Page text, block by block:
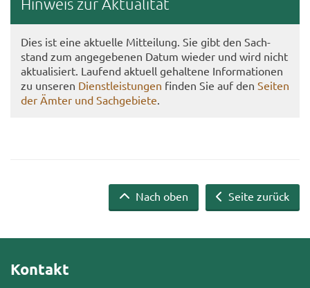
Hin­weis zur Ak­tua­li­tät
Dies ist eine ak­tu­el­le Mit­tei­lung. Sie gibt den Sach­
stand zum an­ge­ge­be­nen Datum wie­der und wird nicht
ak­tua­li­siert. Lau­fend ak­tu­ell ge­hal­te­ne In­for­ma­tio­nen
zu un­se­ren Dienst­leis­tun­gen fin­den Sie auf den Sei­ten
der Ämter und Sach­ge­bie­te.
Seite zurück
Nach oben
Kontakt